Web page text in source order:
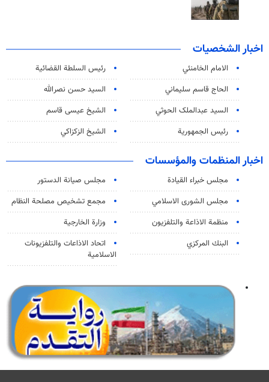
اخبار الشخصيات
الامام الخامنئي
رئیس السلطة القضائیة
الحاج قاسم سليماني
السيد حسن نصرالله
السید عبدالملک الحوثي
الشيخ عيسى قاسم
رئيس الجمهورية
الشيخ الزكزاكي
اخبار المنظمات والمؤسسات
مجلس خبراء القيادة
مجلس صيانة الدستور
مجلس الشورى الاسلامي
مجمع تشخيص مصلحة النظام
منظمة الاذاعة والتلفزیون
وزارة الخارجية
البنك المركزي
اتحاد الاذاعات والتلفزيونات
الاسلامية